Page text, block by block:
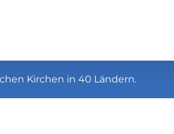
Kirchen in 40 Ländern.